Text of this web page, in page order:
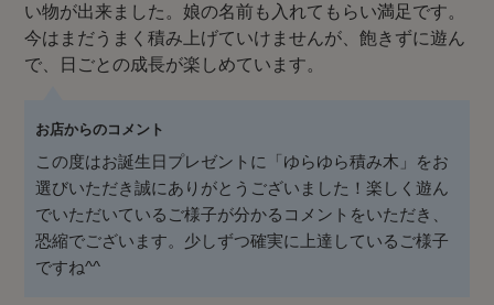
い物が出来ました。娘の名前も入れてもらい満足です。
今はまだうまく積み上げていけませんが、飽きずに遊ん
で、日ごとの成長が楽しめています。
お店からのコメント
この度はお誕生日プレゼントに「ゆらゆら積み木」をお
選びいただき誠にありがとうございました！楽しく遊ん
でいただいているご様子が分かるコメントをいただき、
恐縮でございます。少しずつ確実に上達しているご様子
ですね^^